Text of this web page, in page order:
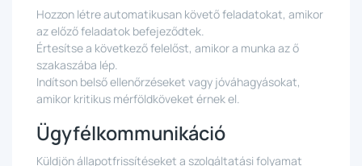
Hozzon létre automatikusan követő feladatokat, amikor
az előző feladatok befejeződtek.
Értesítse a következő felelőst, amikor a munka az ő
szakaszába lép.
Indítson belső ellenőrzéseket vagy jóváhagyásokat,
amikor kritikus mérföldköveket érnek el.
Ügyfélkommunikáció
Küldjön állapotfrissítéseket a szolgáltatási folyamat